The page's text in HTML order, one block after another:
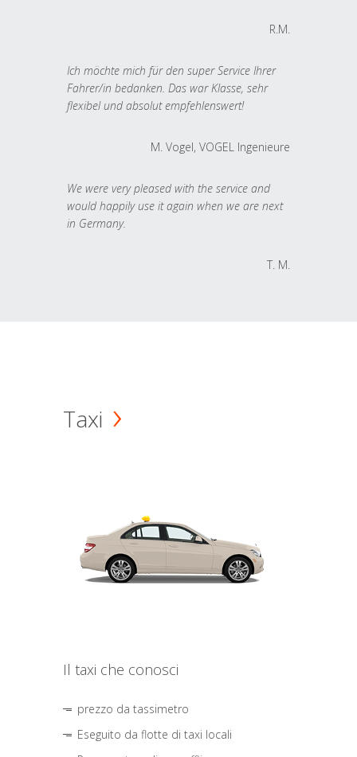
R.M.
Ich möchte mich für den super Service Ihrer
Fahrer/in bedanken. Das war Klasse, sehr
flexibel und absolut empfehlenswert!
M. Vogel, VOGEL Ingenieure
We were very pleased with the service and
would happily use it again when we are next
in Germany.
T. M.
Taxi
Il taxi che conosci
prezzo da tassimetro
Eseguito da flotte di taxi locali